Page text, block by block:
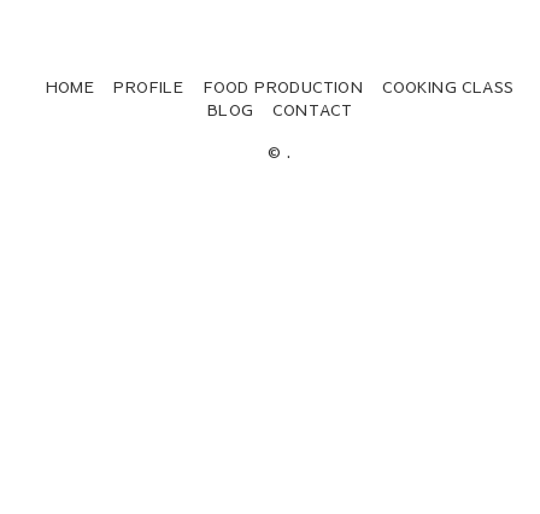
HOME PROFILE FOOD PRODUCTION
COOKING CLASS
BLOG
CONTACT
© .